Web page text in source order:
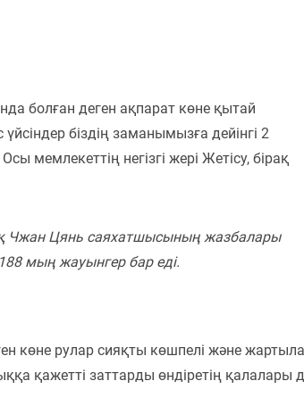
болған деген ақпарат көне қытай
біздің заманымызға дейінгі 2
мемлекеттің негізгі жері Жетісу, бірақ
Чжан Цянь саяхатшысының жазбалары
мың жауынгер бар еді.
көне рулар сияқты көшпелі және
қажетті заттарды өндіретің қалалары